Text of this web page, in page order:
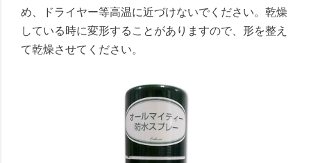
め、ドライヤー等高温に近づけないでください。乾燥
している時に変形することがありますので、形を整え
て乾燥させてください。